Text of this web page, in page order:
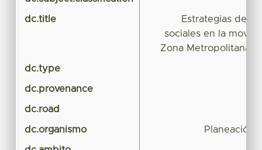
dc.title
Estrategias de
sociales en la
Zona Metropolitana
dc.type
dc.provenance
dc.road
dc.organismo Planeación